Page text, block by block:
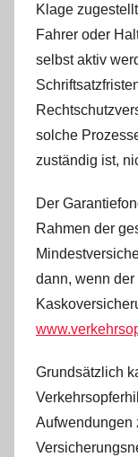
Klage
Fahrer oder
selbst aktiv
solche
zuständig ist,
Der
Rahmen der
dann, wenn
Grundsätzlich
Aufwendungen